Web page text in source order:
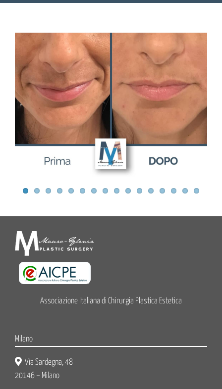
Associazione Italiana di Chirurgia Plastica Estetica
Milano
Via Sardegna, 48
20146 – Milano